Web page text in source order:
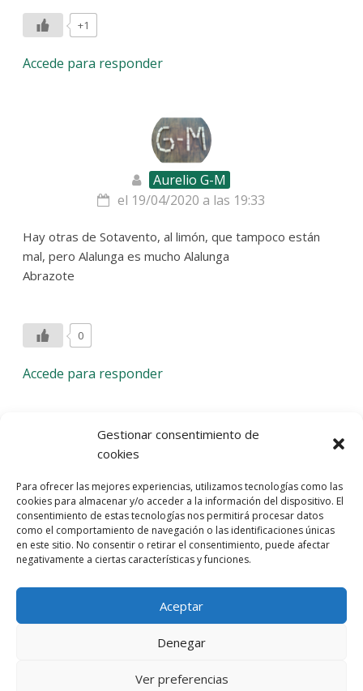
Gestionar consentimiento de
cookies
Para ofrecer las mejores experiencias, utilizamos tecnologías como las
cookies para almacenar y/o acceder a la información del dispositivo. El
consentimiento de estas tecnologías nos permitirá procesar datos
como el comportamiento de navegación o las identificaciones únicas
en este sitio. No consentir o retirar el consentimiento, puede afectar
negativamente a ciertas características y funciones.
Aceptar
Denegar
Ver preferencias
+1
Accede para responder
Aurelio G-M
el 19/04/2020 a las 19:33
Hay otras de Sotavento, al limón, que tampoco están
mal, pero Alalunga es mucho Alalunga
Abrazote
0
Accede para responder
Deja una respuesta
comentario.
Entra con tu red social
He leído y acepto laPolítica de Privacidad